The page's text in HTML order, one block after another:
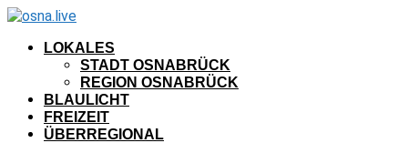
LOKALES
STADT OSNABRÜCK
REGION OSNABRÜCK
BLAULICHT
FREIZEIT
ÜBERREGIONAL